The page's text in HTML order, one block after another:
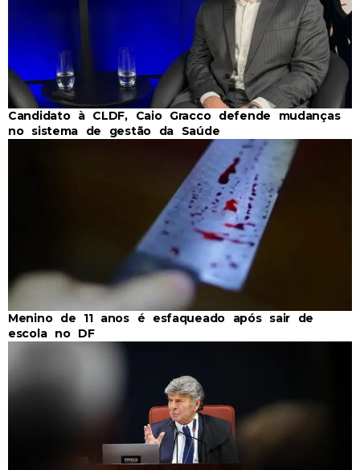
Candidato à CLDF, Caio Gracco defende mudanças
no sistema de gestão da Saúde
Menino de 11 anos é esfaqueado após sair de
escola no DF